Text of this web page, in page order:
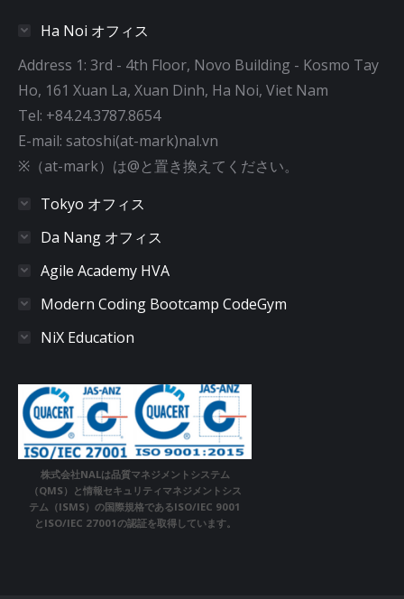
Ha Noi オフィス
Address 1: 3rd - 4th Floor, Novo Building - Kosmo Tay
Ho, 161 Xuan La, Xuan Dinh, Ha Noi, Viet Nam
Tel: +84.24.3787.8654
E-mail: satoshi(at-mark)nal.vn
※（at-mark）は@と置き換えてください。
Tokyo オフィス
Da Nang オフィス
Agile Academy HVA
Modern Coding Bootcamp CodeGym
NiX Education
株式会社NALは品質マネジメントシステム
（QMS）と情報セキュリティマネジメントシス
テム（ISMS）の国際規格であるISO/IEC 9001
とISO/IEC 27001の認証を取得しています。